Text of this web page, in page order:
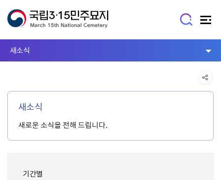
새소식
새소식
새로운 소식을 전해 드립니다.
기간별